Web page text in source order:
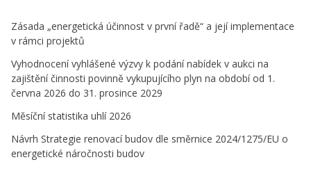
Zásada „energetická účinnost v první řadě“ a její implementace
v rámci projektů
Vyhodnocení vyhlášené výzvy k podání nabídek v aukci na
zajištění činnosti povinně vykupujícího plyn na období od 1.
června 2026 do 31. prosince 2029
Měsíční statistika uhlí 2026
Návrh Strategie renovací budov dle směrnice 2024/1275/EU o
energetické náročnosti budov